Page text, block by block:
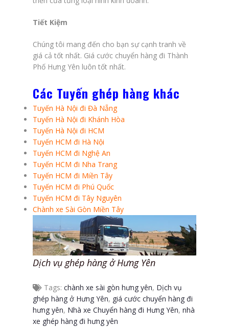
Tiết Kiệm
Chúng tôi mang đến cho bạn sự cạnh tranh về
giá cả tốt nhất. Giá cước chuyển hàng đi Thành
Phố Hưng Yên luôn tốt nhất.
Các Tuyến ghép hàng khác
Tuyến Hà Nội đi Đà Nẵng
Tuyến Hà Nội đi Khánh Hòa
Tuyến Hà Nội đi HCM
Tuyến HCM đi Hà Nội
Tuyến HCM đi Nghệ An
Tuyến HCM đi Nha Trang
Tuyến HCM đi Miền Tây
Tuyến HCM đi Phú Quốc
Tuyến HCM đi Tây Nguyên
Chành xe Sài Gòn Miền Tây
Dịch vụ ghép hàng ở Hưng Yên
Tags: chành xe sài gòn hưng yên, Dịch vụ
ghép hàng ở Hưng Yên, giá cước chuyển hàng đi
hưng yên, Nhà xe Chuyển hàng đi Hưng Yên, nhà
xe ghép hàng đi hưng yên